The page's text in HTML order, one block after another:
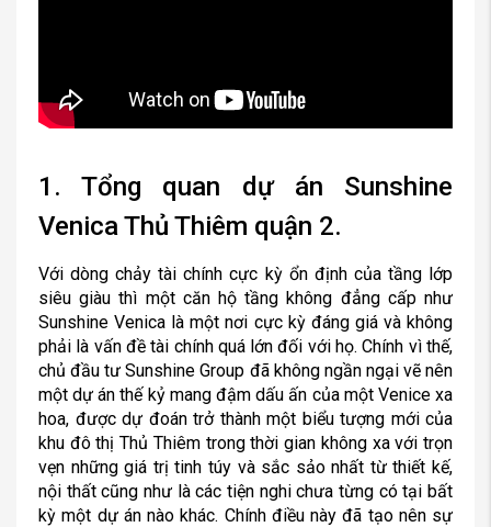
1. Tổng quan dự án Sunshine
Venica Thủ Thiêm quận 2.
Với dòng chảy tài chính cực kỳ ổn định của tầng lớp
siêu giàu thì một căn hộ tầng không đẳng cấp như
Sunshine Venica là một nơi cực kỳ đáng giá và không
phải là vấn đề tài chính quá lớn đối với họ. Chính vì thế,
chủ đầu tư Sunshine Group đã không ngần ngại vẽ nên
một dự án thế kỷ mang đậm dấu ấn của một Venice xa
hoa, được dự đoán trở thành một biểu tượng mới của
khu đô thị Thủ Thiêm trong thời gian không xa với trọn
vẹn những giá trị tinh túy và sắc sảo nhất từ thiết kế,
nội thất cũng như là các tiện nghi chưa từng có tại bất
kỳ một dự án nào khác. Chính điều này đã tạo nên sự